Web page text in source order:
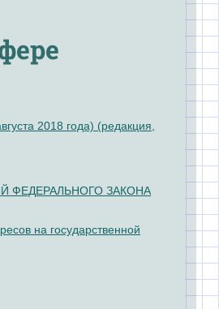
2018 года) (редакция,
ФЕДЕРАЛЬНОГО ЗАКОНА
на государственной